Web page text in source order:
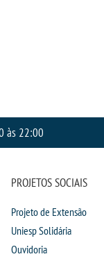
às 22:00
PROJETOS SOCIAIS
Projeto de Extensão
Uniesp Solidária
Ouvidoria